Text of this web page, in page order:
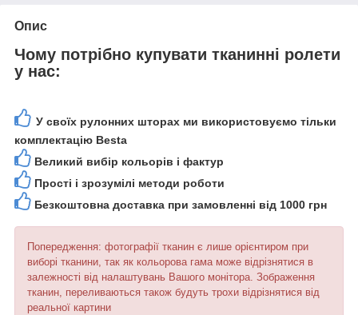
Опис
Чому потрібно купувати тканинні ролети
у нас:
У своїх рулонних шторах ми використовуємо тільки
комплектацію Besta
Великий вибір кольорів і фактур
Прості і зрозумілі методи роботи
Безкоштовна доставка при замовленні від 1000 грн
Попередження: фотографії тканин є лише орієнтиром при
виборі тканини, так як кольорова гама може відрізнятися в
залежності від налаштувань Вашого монітора. Зображення
тканин, переливаються також будуть трохи відрізнятися від
реальної картини